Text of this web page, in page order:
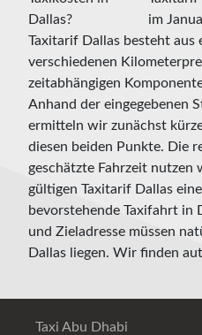
im
Taxitarif Dallas besteht aus
verschiedenen
zeitabhängigen
Anhand der eingegebenen
ermitteln wir zunächst
diesen beiden Punkte. Die
geschätzte Fahrzeit nutzen
gültigen Taxitarif Dallas
bevorstehende Taxifahrt in
und Zieladresse müssen
Dallas liegen. Wir finden
Taxi Abu Dhabi